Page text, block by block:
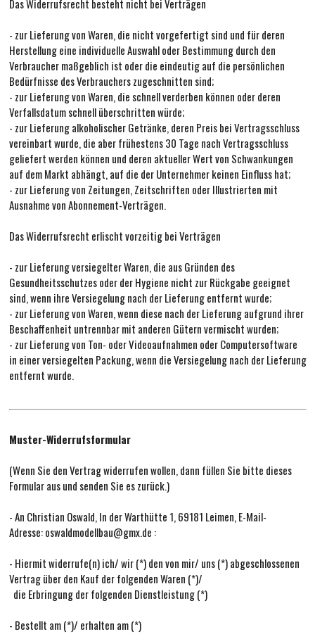
Das Widerrufsrecht besteht nicht bei Verträgen
- zur Lieferung von Waren, die nicht vorgefertigt sind und für deren
Herstellung eine individuelle Auswahl oder Bestimmung durch den
Verbraucher maßgeblich ist oder die eindeutig auf die persönlichen
Bedürfnisse des Verbrauchers zugeschnitten sind;
- zur Lieferung von Waren, die schnell verderben können oder deren
Verfallsdatum schnell überschritten würde;
- zur Lieferung alkoholischer Getränke, deren Preis bei Vertragsschluss
vereinbart wurde, die aber frühestens 30 Tage nach Vertragsschluss
geliefert werden können und deren aktueller Wert von Schwankungen
auf dem Markt abhängt, auf die der Unternehmer keinen Einfluss hat;
- zur Lieferung von Zeitungen, Zeitschriften oder Illustrierten mit
Ausnahme von Abonnement-Verträgen.
Das Widerrufsrecht erlischt vorzeitig bei Verträgen
- zur Lieferung versiegelter Waren, die aus Gründen des
Gesundheitsschutzes oder der Hygiene nicht zur Rückgabe geeignet
sind, wenn ihre Versiegelung nach der Lieferung entfernt wurde;
- zur Lieferung von Waren, wenn diese nach der Lieferung aufgrund ihrer
Beschaffenheit untrennbar mit anderen Gütern vermischt wurden;
- zur Lieferung von Ton- oder Videoaufnahmen oder Computersoftware
in einer versiegelten Packung, wenn die Versiegelung nach der Lieferung
entfernt wurde.
Muster-Widerrufsformular
(Wenn Sie den Vertrag widerrufen wollen, dann füllen Sie bitte dieses
Formular aus und senden Sie es zurück.)
- An Christian Oswald, In der Warthütte 1, 69181 Leimen, E-Mail-
Adresse: oswaldmodellbau@gmx.de :
- Hiermit widerrufe(n) ich/ wir (*) den von mir/ uns (*) abgeschlossenen
Vertrag über den Kauf der folgenden Waren (*)/
die Erbringung der folgenden Dienstleistung (*)
- Bestellt am (*)/ erhalten am (*)